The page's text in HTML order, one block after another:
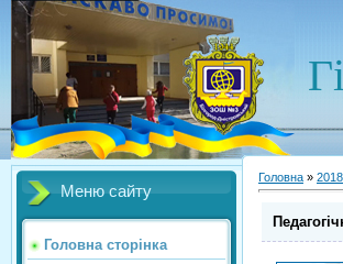
Меню сайту
Головна сторінка
Головна » 2018